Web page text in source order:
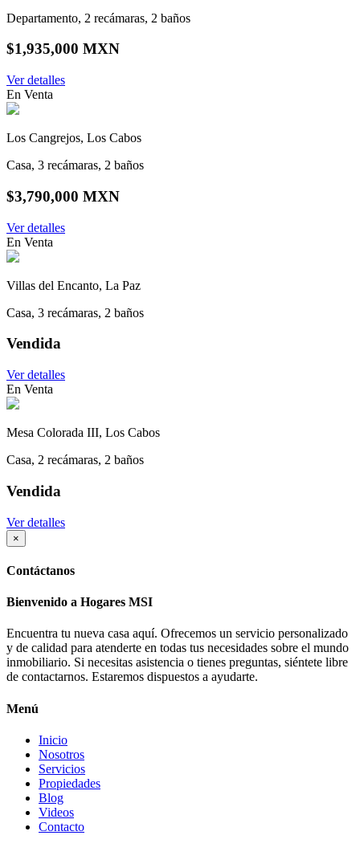
Departamento, 2 recámaras, 2 baños
$1,935,000 MXN
Ver detalles
En Venta
Los Cangrejos, Los Cabos
Casa, 3 recámaras, 2 baños
$3,790,000 MXN
Ver detalles
En Venta
Villas del Encanto, La Paz
Casa, 3 recámaras, 2 baños
Vendida
Ver detalles
En Venta
Mesa Colorada III, Los Cabos
Casa, 2 recámaras, 2 baños
Vendida
Ver detalles
×
Contáctanos
Bienvenido a Hogares MSI
Encuentra tu nueva casa aquí. Ofrecemos un servicio personalizado
y de calidad para atenderte en todas tus necesidades sobre el mundo
inmobiliario. Si necesitas asistencia o tienes preguntas, siéntete libre
de contactarnos. Estaremos dispuestos a ayudarte.
Menú
Inicio
Nosotros
Servicios
Propiedades
Blog
Videos
Contacto